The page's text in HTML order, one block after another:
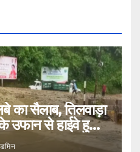
का सैलाब, तिलवाड़ा
उफान से हाईवे हुआ